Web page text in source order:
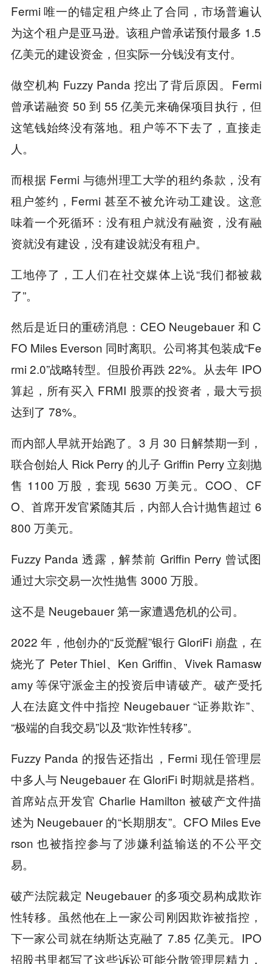
Fermi 唯一的锚定租户终止了合同，市场普遍认
为这个租户是亚马逊。该租户曾承诺预付最多 1.5
亿美元的建设资金，但实际一分钱没有支付。
做空机构 Fuzzy Panda 挖出了背后原因。Fermi
曾承诺融资 50 到 55 亿美元来确保项目执行，但
这笔钱始终没有落地。租户等不下去了，直接走
人。
而根据 Fermi 与德州理工大学的租约条款，没有
租户签约，Fermi 甚至不被允许动工建设。这意
味着一个死循环：没有租户就没有融资，没有融
资就没有建设，没有建设就没有租户。
工地停了，工人们在社交媒体上说“我们都被裁
了”。
然后是近日的重磅消息：CEO Neugebauer 和 C
FO Miles Everson 同时离职。公司将其包装成“Fe
rmi 2.0”战略转型。但股价再跌 22%。从去年 IPO
算起，所有买入 FRMI 股票的投资者，最大亏损
达到了 78%。
而内部人早就开始跑了。3 月 30 日解禁期一到，
联合创始人 Rick Perry 的儿子 Griffin Perry 立刻抛
售 1100 万股，套现 5630 万美元。COO、CF
O、首席开发官紧随其后，内部人合计抛售超过 6
800 万美元。
Fuzzy Panda 透露，解禁前 Griffin Perry 曾试图
通过大宗交易一次性抛售 3000 万股。
这不是 Neugebauer 第一家遭遇危机的公司。
2022 年，他创办的“反觉醒”银行 GloriFi 崩盘，在
烧光了 Peter Thiel、Ken Griffin、Vivek Ramasw
amy 等保守派金主的投资后申请破产。破产受托
人在法庭文件中指控 Neugebauer “证券欺诈”、
“极端的自我交易”以及“欺诈性转移”。
Fuzzy Panda 的报告还指出，Fermi 现任管理层
中多人与 Neugebauer 在 GloriFi 时期就是搭档。
首席站点开发官 Charlie Hamilton 被破产文件描
述为 Neugebauer 的“长期朋友”。CFO Miles Eve
rson 也被指控参与了涉嫌利益输送的不公平交
易。
破产法院裁定 Neugebauer 的多项交易构成欺诈
性转移。虽然他在上一家公司刚因欺诈被指控，
下一家公司就在纳斯达克融了 7.85 亿美元。IPO
招股书里都写了这些诉讼可能分散管理层精力，